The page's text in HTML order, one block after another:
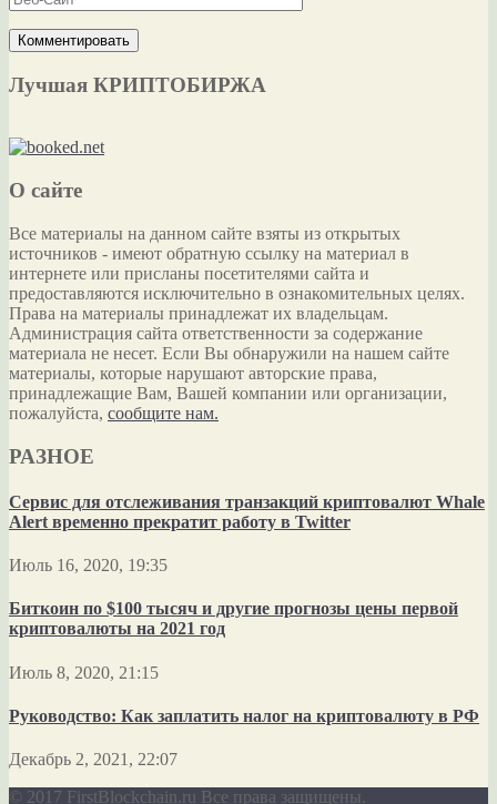
Лучшая КРИПТОБИРЖА
О сайте
Все материалы на данном сайте взяты из открытых
источников - имеют обратную ссылку на материал в
интернете или присланы посетителями сайта и
предоставляются исключительно в ознакомительных целях.
Права на материалы принадлежат их владельцам.
Администрация сайта ответственности за содержание
материала не несет. Если Вы обнаружили на нашем сайте
материалы, которые нарушают авторские права,
принадлежащие Вам, Вашей компании или организации,
пожалуйста, сообщите нам.
РАЗНОЕ
Сервис для отслеживания транзакций криптовалют Whale
Alert временно прекратит работу в Twitter
Июль 16, 2020, 19:35
Биткоин по $100 тысяч и другие прогнозы цены первой
криптовалюты на 2021 год
Июль 8, 2020, 21:15
Руководство: Как заплатить налог на криптовалюту в РФ
Декабрь 2, 2021, 22:07
© 2017 FirstBlockchain.ru Все права защищены.